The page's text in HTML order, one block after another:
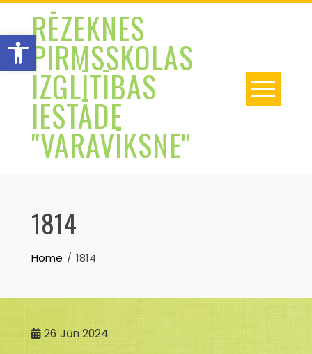
Open toolbar
Skip
contentRĒZEKNES
PIRMSSKOLAS
IZGLĪTĪBAS
IESTĀDE
"VARAVĪKSNE"
1814
Home 1814
26 Jūn 2024